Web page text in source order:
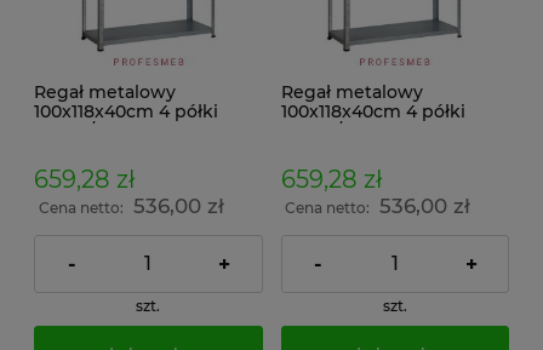
Regał metalowy
100x118x40cm 4 półki
200kg/p malowany
dokumenty w archiwum i
do magazynu
659,28 zł
Cena netto: 536,00 zł
- +
szt.
Regał metalowy
100x118x40cm 4 półki
200kg/p ocynkowany
dokumenty w archiwum i
do magazynu
659,28 zł
Cena netto: 536,00 zł
- +
szt.